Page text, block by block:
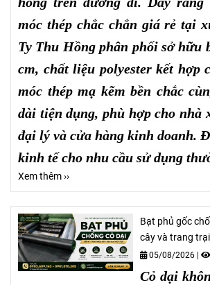
móc thép chắc chắn giá rẻ tại
Ty Thu Hồng phân phối sở hữu
cm, chất liệu polyester kết hợp
móc thép mạ kẽm bền chắc
dài tiện dụng, phù hợp cho nhà
đại lý và cửa hàng kinh doanh.
kinh tế cho nhu cầu sử dụng
Xem thêm ››
Bạt phủ gốc
cây và trang
05/08/2026 |
Cỏ dại